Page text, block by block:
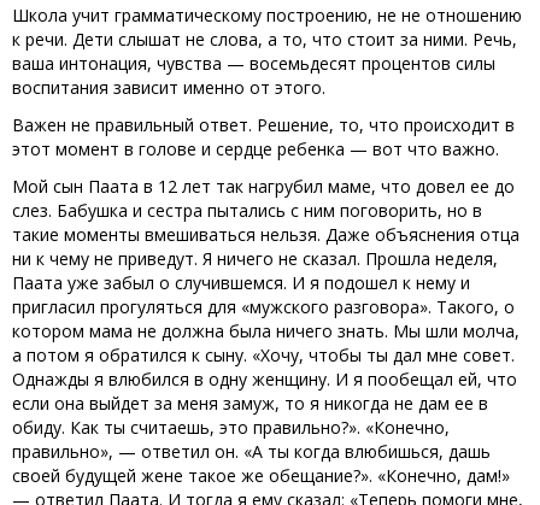
Школа учит грамматическому построению, не не отношению
к речи. Дети слышат не слова, а то, что стоит за ними. Речь,
ваша интонация, чувства — восемьдесят процентов силы
воспитания зависит именно от этого.
Важен не правильный ответ. Решение, то, что происходит в
этот момент в голове и сердце ребенка — вот что важно.
Мой сын Паата в 12 лет так нагрубил маме, что довел ее до
слез. Бабушка и сестра пытались с ним поговорить, но в
такие моменты вмешиваться нельзя. Даже объяснения отца
ни к чему не приведут. Я ничего не сказал. Прошла неделя,
Паата уже забыл о случившемся. И я подошел к нему и
пригласил прогуляться для «мужского разговора». Такого, о
котором мама не должна была ничего знать. Мы шли молча,
а потом я обратился к сыну. «Хочу, чтобы ты дал мне совет.
Однажды я влюбился в одну женщину. И я пообещал ей, что
если она выйдет за меня замуж, то я никогда не дам ее в
обиду. Как ты считаешь, это правильно?». «Конечно,
правильно», — ответил он. «А ты когда влюбишься, дашь
своей будущей жене такое же обещание?». «Конечно, дам!»
— ответил Паата. И тогда я ему сказал: «Теперь помоги мне,